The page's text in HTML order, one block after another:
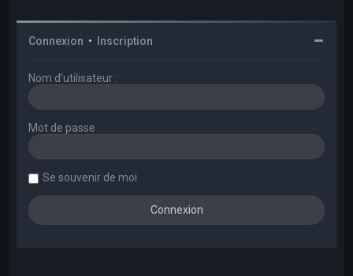
Connexion • Inscription
Nom d’utilisateur :
Mot de passe :
Se souvenir de moi